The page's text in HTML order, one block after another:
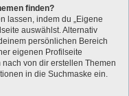
finden?
lassen, indem du „Eigene
auswählst. Alternativ
persönlichen Bereich
eigenen Profilseite
von dir erstellen Themen
in die Suchmaske ein.